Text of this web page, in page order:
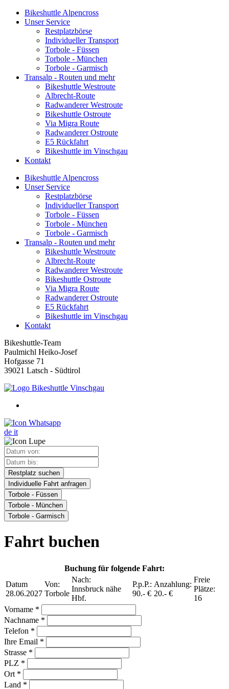
Bikeshuttle Alpencross
Unser Service
Restplatzbörse
Individueller Transport
Torbole - Füssen
Torbole - München
Torbole - Garmisch
Transalp - Routen und mehr
Bikeshuttle Westroute
Albrecht-Route
Radwanderer Westroute
Bikeshuttle Ostroute
Via Migra Route
Radwanderer Ostroute
E5 Rückfahrt
Bikeshuttle im Vinschgau
Kontakt
Bikeshuttle Alpencross
Unser Service
Restplatzbörse
Individueller Transport
Torbole - Füssen
Torbole - München
Torbole - Garmisch
Transalp - Routen und mehr
Bikeshuttle Westroute
Albrecht-Route
Radwanderer Westroute
Bikeshuttle Ostroute
Via Migra Route
Radwanderer Ostroute
E5 Rückfahrt
Bikeshuttle im Vinschgau
Kontakt
Bikeshuttle-Team
Paulmichl Heiko-Josef
Hofgasse 71
39021 Latsch - Südtirol
de it
Restplatz suchen
Individuelle Fahrt anfragen
Torbole - Füssen
Torbole - München
Torbole - Garmisch
Fahrt buchen
Buchung für folgende Fahrt:
Datum
28.06.2027
Von:
Torbole
Nach:
Innsbruck nähe
Hbf.
P.p.P.:
90.- €
Anzahlung:
20.- €
Freie
Plätze:
16
Vorname *
Nachname *
Telefon *
Ihre Email *
Strasse *
PLZ *
Ort *
Land *